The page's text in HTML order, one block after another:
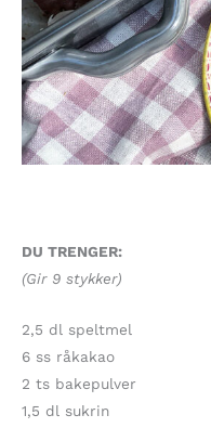
DU TRENGER:
(Gir 9 stykker)
2,5 dl speltmel
6 ss råkakao
2 ts bakepulver
1,5 dl sukrin